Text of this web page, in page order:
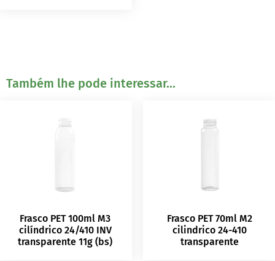
Também lhe pode interessar...
Frasco PET 100ml M3
cilíndrico 24/410 INV
transparente 11g (bs)
Frasco PET 70ml M2
cilindrico 24-410
transparente